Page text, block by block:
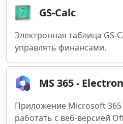
GS-Calc
Электронная таблица GS-
управлять финансами.
MS 365 - Electron
Приложение Microsoft
работать с веб-версией